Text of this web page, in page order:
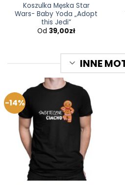
Koszulka Męska Star
Wars- Baby Yoda „Adopt
this Jedi”
Od 39,00zł
INNE
-14%